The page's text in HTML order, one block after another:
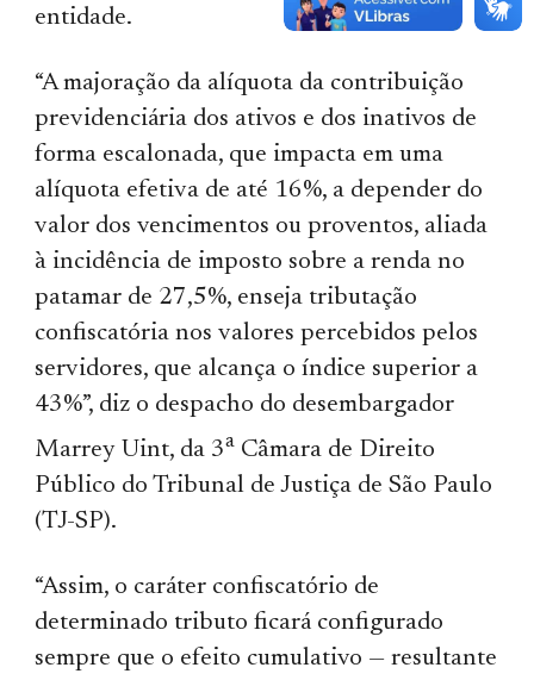
entidade.
“A majoração da alíquota da contribuição
previdenciária dos ativos e dos inativos de
forma escalonada, que impacta em uma
alíquota efetiva de até 16%, a depender do
valor dos vencimentos ou proventos, aliada
à incidência de imposto sobre a renda no
patamar de 27,5%, enseja tributação
confiscatória nos valores percebidos pelos
servidores, que alcança o índice superior a
43%”, diz o despacho do desembargador
Marrey Uint, da 3a Câmara de Direito
Público do Tribunal de Justiça de São Paulo
(TJ-SP).
“Assim, o caráter confiscatório de
determinado tributo ficará configurado
sempre que o efeito cumulativo — resultante